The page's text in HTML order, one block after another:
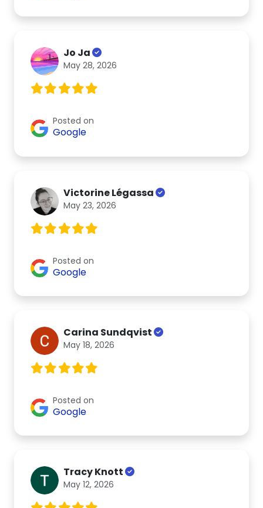
Jo Ja
May 28, 2026
Posted on
Google
Victorine Légassa
May 23, 2026
Posted on
Google
Carina Sundqvist
May 18, 2026
Posted on
Google
Tracy Knott
May 12, 2026